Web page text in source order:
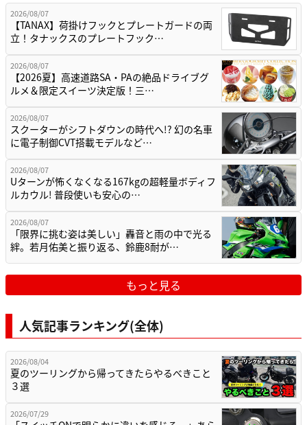
2026/08/07
【TANAX】荷掛けフックとプレートガードの両
立！タナックスのプレートフック…
2026/08/07
【2026夏】高速道路SA・PAの絶品ドライブグ
ルメ＆限定スイーツ決定版！三…
2026/08/07
スクーターがシフトダウンの時代へ!? 幻の名車
に電子制御CVT搭載モデルなど…
2026/08/07
Uターンが怖くなくなる167kgの超軽量ボディフ
ルカウル! 普段使いも安心の…
2026/08/07
「限界に挑む姿は美しい」轟音と雨の中で光る
絆。若月佑美と振り返る、鈴鹿8耐が…
もっと見る
人気記事ランキング(全体)
2026/08/04
夏のツーリングから帰ってきたらやるべきこと
３選
2026/07/29